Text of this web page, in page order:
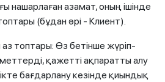
нашарлаған азамат, оның ішінде
(бұдан әрі - Клиент).
топтары: Өз бетінше жүріп-
қажетті ақпаратты алу
бағдарлану кезінде қиындық